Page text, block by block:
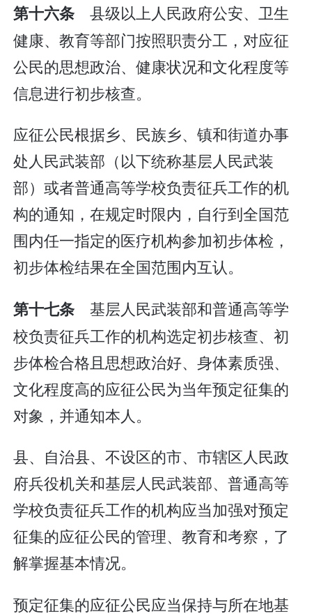
第十六条 县级以上人民政府公安、卫生
健康、教育等部门按照职责分工，对应征
公民的思想政治、健康状况和文化程度等
信息进行初步核查。
应征公民根据乡、民族乡、镇和街道办事
处人民武装部（以下统称基层人民武装
部）或者普通高等学校负责征兵工作的机
构的通知，在规定时限内，自行到全国范
围内任一指定的医疗机构参加初步体检，
初步体检结果在全国范围内互认。
第十七条 基层人民武装部和普通高等学
校负责征兵工作的机构选定初步核查、初
步体检合格且思想政治好、身体素质强、
文化程度高的应征公民为当年预定征集的
对象，并通知本人。
县、自治县、不设区的市、市辖区人民政
府兵役机关和基层人民武装部、普通高等
学校负责征兵工作的机构应当加强对预定
征集的应征公民的管理、教育和考察，了
解掌握基本情况。
预定征集的应征公民应当保持与所在地基